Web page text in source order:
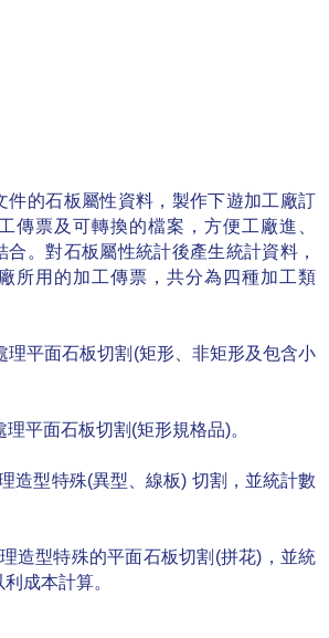
件的石板屬性資料，製作下遊加工廠訂
傳票及可轉換的檔案，方便工廠進、
。對石板屬性統計後產生統計資料，
所用的加工傳票，共分為四種加工類
理平面石板切割(矩形、非矩形及包含小
理平面石板切割(矩形規格品)。
造型特殊(異型、線板) 切割，並統計數
造型特殊的平面石板切割(拼花)，並統
成本計算。